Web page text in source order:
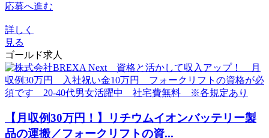
応募へ進む
詳しく
見る
ゴールド求人
【月収例30万円！】リチウムイオンバッテリー製
品の運搬／フォークリフトの資...